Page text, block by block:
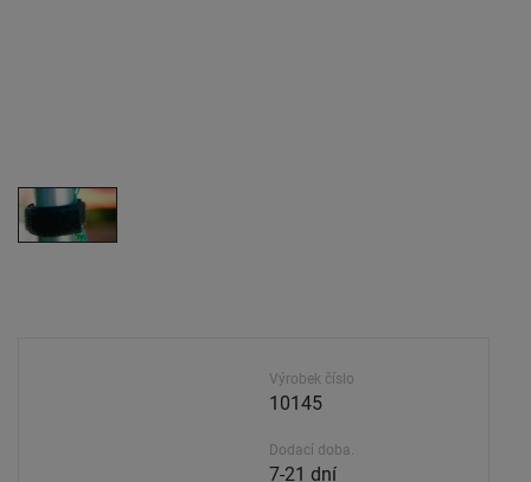
Výrobek číslo
10145
Dodací doba.
7-21 dní